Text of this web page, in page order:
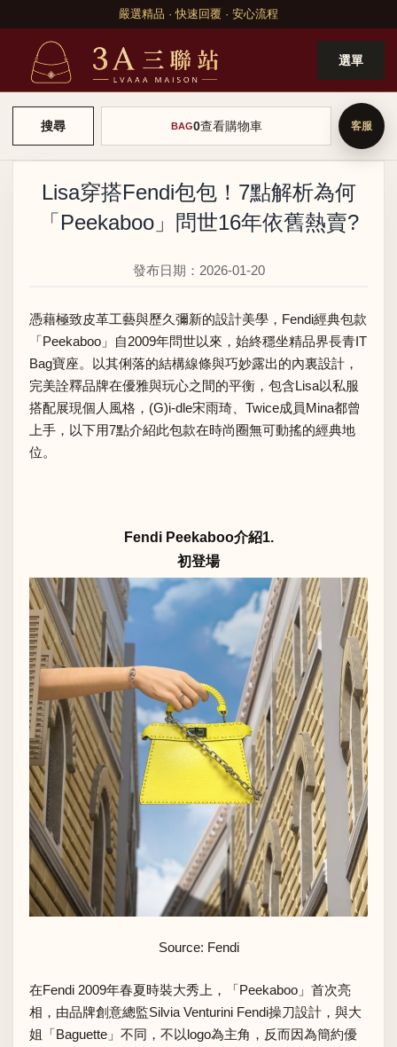
嚴選精品 · 快速回覆 · 安心流程
選單
搜尋 BAG0查看購物車
Lisa穿搭Fendi包包！7點解析為何
「Peekaboo」問世16年依舊熱賣?
發布日期：2026-01-20
憑藉極致皮革工藝與歷久彌新的設計美學，Fendi經典包款
「Peekaboo」自2009年問世以來，始終穩坐精品界長青IT
Bag寶座。以其俐落的結構線條與巧妙露出的內裏設計，
完美詮釋品牌在優雅與玩心之間的平衡，包含Lisa以私服
搭配展現個人風格，(G)i-dle宋雨琦、Twice成員Mina都曾
上手，以下用7點介紹此包款在時尚圈無可動搖的經典地
位。
Fendi Peekaboo介紹1.
初登場
Source: Fendi
在Fendi 2009年春夏時裝大秀上，「Peekaboo」首次亮
相，由品牌創意總監Silvia Venturini Fendi操刀設計，與大
姐「Baguette」不同，不以logo為主角，反而因為簡約優